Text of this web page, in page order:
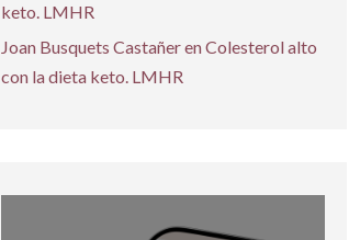
keto. LMHR
Joan Busquets CastañerenColesterol alto
con la dieta keto. LMHR